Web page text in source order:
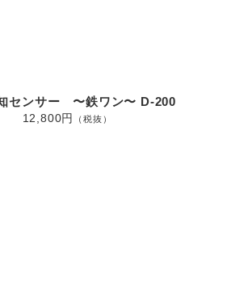
センサー 〜鉄ワン〜 D-200
12,800円
（税抜）